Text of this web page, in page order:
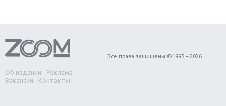
Обзор игры Forza Horizon 4: вершина эволюции
Две важных новинки для консолей: Spider-Man и
Divinity Original Sin 2
Об издании
Реклама
Вакансии
Контакты
Все права защищены ©1995 – 2026